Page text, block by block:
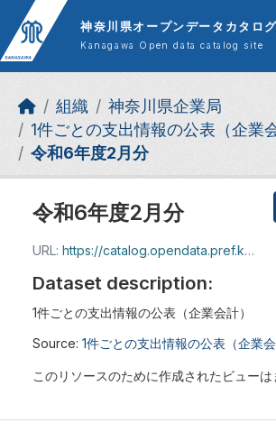
Skip to main content
神奈川県オープンデータカタロ
Kanagawa Open data catalog site
組織
神奈川県企業局
1件ごとの支出情報の公表（企業
令和6年度2月分
令和6年度2月分
URL: https://catalog.opendata.pref.kanagawa.jp/dataset/cb0853d3-01d4-4b23-9309-2f4b34b35191/resource/719bd7d8-2a89-4637-b2b4-62ced6af9aa1/download/202502sisyutujouhou.xlsx
Dataset description:
1件ごとの支出情報の公表（企業会計）
Source: 1件ごとの支出情報の公表（企業会
このリソースのために作成されたビュー